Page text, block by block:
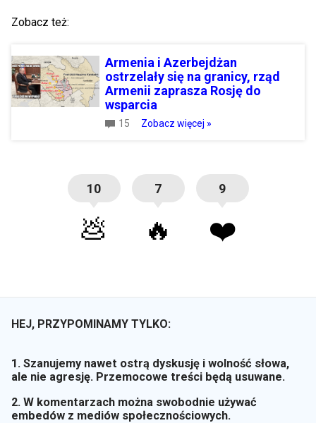
Zobacz też:
Armenia i Azerbejdżan
ostrzelały się na granicy, rząd
Armenii zaprasza Rosję do
wsparcia
15 Zobacz więcej »
10
💩
7
🔥
9
❤️
HEJ, PRZYPOMINAMY TYLKO:
1. Szanujemy nawet ostrą dyskusję i wolność słowa,
ale nie agresję. Przemocowe treści będą usuwane.
2. W komentarzach można swobodnie używać
embedów z mediów społecznościowych.